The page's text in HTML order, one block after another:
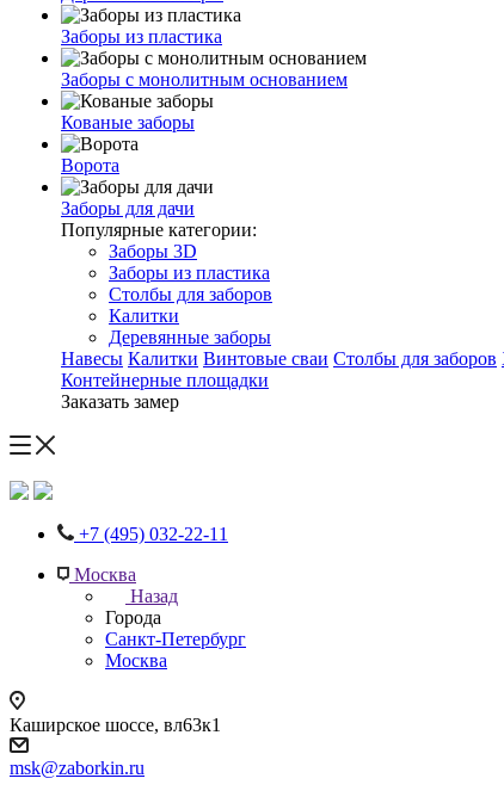
Заборы из пластика
Заборы с монолитным основанием
Кованые заборы
Ворота
Заборы для дачи
Популярные категории:
Заборы 3D
Заборы из пластика
Столбы для заборов
Калитки
Деревянные заборы
Навесы Калитки Винтовые сваи Столбы для заборов
Контейнерные площадки
Заказать замер
+7 (495) 032-22-11
Москва
Назад
Города
Санкт-Петербург
Москва
Каширское шоссе, вл63к1
msk@zaborkin.ru